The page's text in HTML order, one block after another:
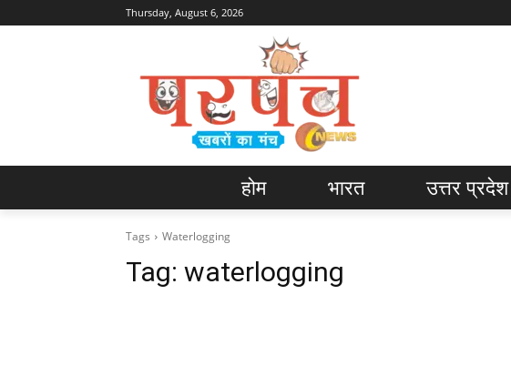
Thursday, August 6, 2026
होम भारत उत्तर प्रदेश
Tags Waterlogging
Tag: waterlogging